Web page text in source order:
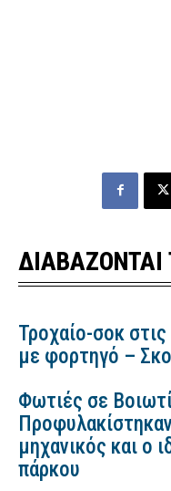
ΔΙΑΒΑΖΟΝΤΑΙ
Τροχαίο-σοκ
με φορτηγό –
Φωτιές σε
μηχανικός και ο
πάρκου